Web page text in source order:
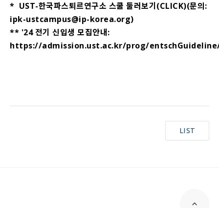
* UST-한국파스퇴르연구소 스쿨 둘러보기(CLICK)(문의:
ipk-ustcampus@ip-korea.org)
** '24 전기 신입생 모집안내:
https://admission.ust.ac.kr/prog/
LIST